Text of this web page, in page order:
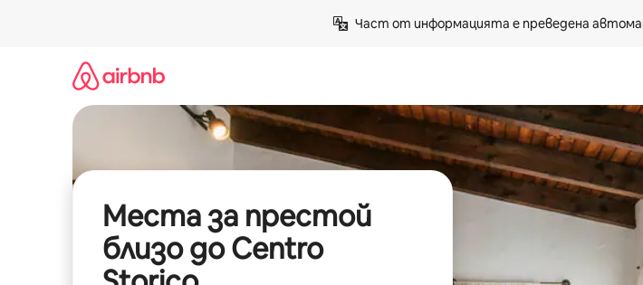
Част от информацията е преведена
Места за престой
близо до Centro